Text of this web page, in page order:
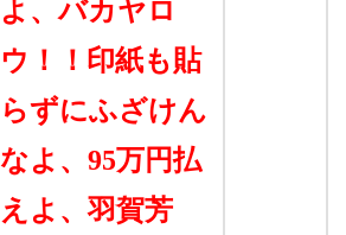
よ、バカヤロ
ウ！！印紙も貼
らずにふざけん
なよ、95万円払
えよ、羽賀芳